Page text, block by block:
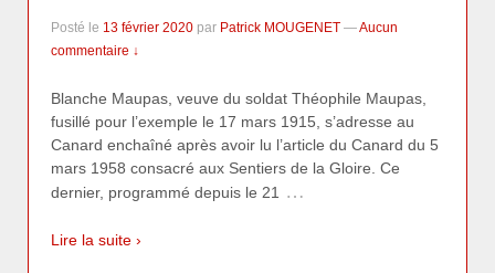
Posté le 13 février 2020 par Patrick MOUGENET —Aucun
commentaire ↓
Blanche Maupas, veuve du soldat Théophile Maupas,
fusillé pour l’exemple le 17 mars 1915, s’adresse au
Canard enchaîné après avoir lu l’article du Canard du 5
mars 1958 consacré aux Sentiers de la Gloire. Ce
dernier, programmé depuis le 21
…
Lire la suite ›